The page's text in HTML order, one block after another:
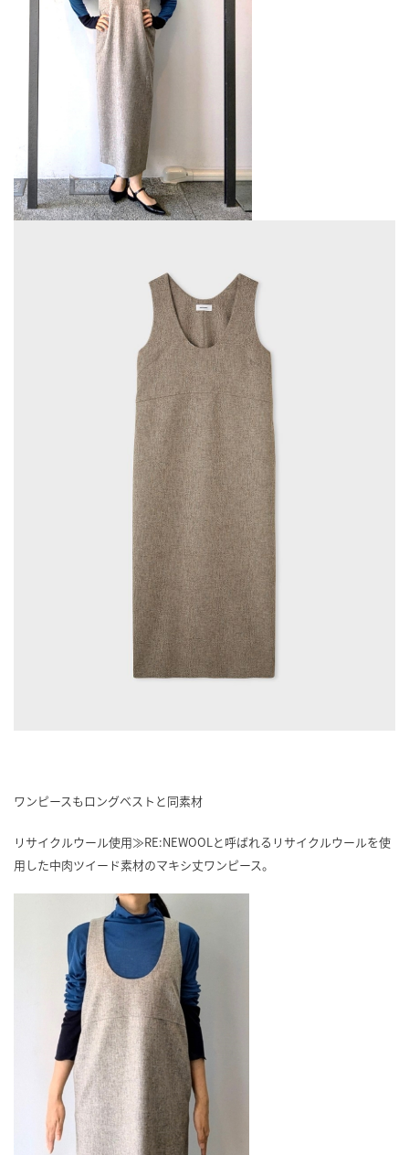
ワンピースもロングベストと同素材
リサイクルウール使用≫RE:NEWOOLと呼ばれるリサイクルウールを使
用した中肉ツイード素材のマキシ丈ワンピース。